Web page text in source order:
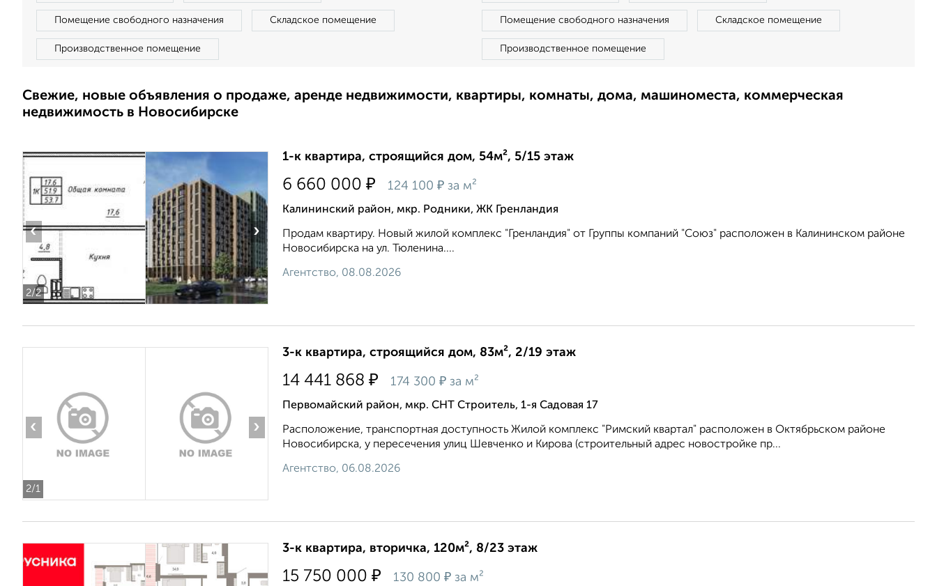
Помещение свободного назначения Складское помещение
Производственное помещение
Помещение свободного назначения Складское помещение
Производственное помещение
Свежие, новые объявления о продаже, аренде недвижимости, квартиры, комнаты, дома, машиноместа, коммерческая
недвижимость в Новосибирске
2/2
‹ ›
1-к квартира, строящийся дом, 54м², 5/15 этаж
6 660 000 ₽ 124 100 ₽ за м²
Калининский район, мкр. Родники, ЖК Гренландия
Продам квартиру. Новый жилой комплекс "Гренландия" от Группы компаний "Союз" расположен в Калининском районе
Новосибирска на ул. Тюленина....
Агентство, 08.08.2026
2/1
‹ ›
3-к квартира, строящийся дом, 83м², 2/19 этаж
14 441 868 ₽ 174 300 ₽ за м²
Первомайский район, мкр. СНТ Строитель, 1-я Садовая 17
Расположение, транспортная доступность Жилой комплекс "Римский квартал" расположен в Октябрьском районе
Новосибирска, у пересечения улиц Шевченко и Кирова (строительный адрес новостройке пр...
Агентство, 06.08.2026
3-к квартира, вторичка, 120м², 8/23 этаж
15 750 000 ₽ 130 800 ₽ за м²